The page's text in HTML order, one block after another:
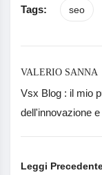
Tags: seo
VALERIO SANNA
Vsx Blog : il mio
dell'innovazione
Leggi